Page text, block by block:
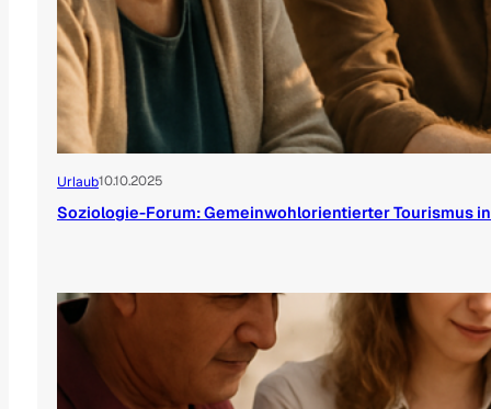
Urlaub10.10.2025
Soziologie-Forum: Gemeinwohlorientierter Tourismus